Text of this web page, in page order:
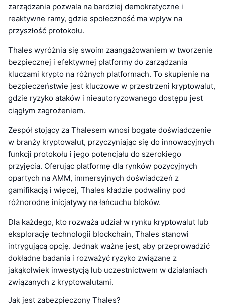
zarządzania pozwala na bardziej demokratyczne i
reaktywne ramy, gdzie społeczność ma wpływ na
przyszłość protokołu.
Thales wyróżnia się swoim zaangażowaniem w tworzenie
bezpiecznej i efektywnej platformy do zarządzania
kluczami krypto na różnych platformach. To skupienie na
bezpieczeństwie jest kluczowe w przestrzeni kryptowalut,
gdzie ryzyko ataków i nieautoryzowanego dostępu jest
ciągłym zagrożeniem.
Zespół stojący za Thalesem wnosi bogate doświadczenie
w branży kryptowalut, przyczyniając się do innowacyjnych
funkcji protokołu i jego potencjału do szerokiego
przyjęcia. Oferując platformę dla rynków pozycyjnych
opartych na AMM, immersyjnych doświadczeń z
gamifikacją i więcej, Thales kładzie podwaliny pod
różnorodne inicjatywy na łańcuchu bloków.
Dla każdego, kto rozważa udział w rynku kryptowalut lub
eksplorację technologii blockchain, Thales stanowi
intrygującą opcję. Jednak ważne jest, aby przeprowadzić
dokładne badania i rozważyć ryzyko związane z
jakąkolwiek inwestycją lub uczestnictwem w działaniach
związanych z kryptowalutami.
Jak jest zabezpieczony Thales?